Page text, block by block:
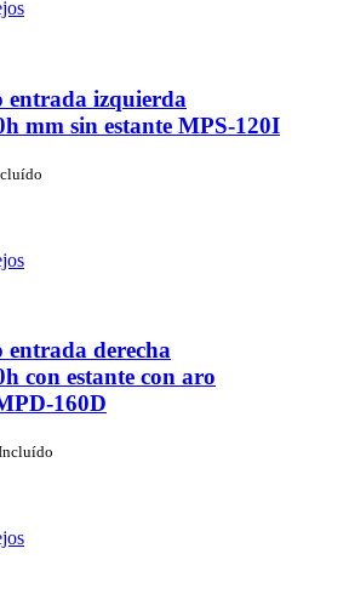
entrada izquierda
mm sin estante MPS-120I
entrada derecha
con estante con aro
160D